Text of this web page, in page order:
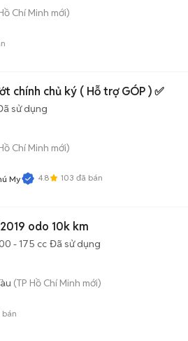
Chí Minh mới)
chính chủ ký ( Hỗ trợ GÓP ) ✅
sử dụng
Chí Minh mới)
My 4.8 103 đã bán
odo 10k km
- 175 cc Đã sử dụng
(TP Hồ Chí Minh mới)
bán